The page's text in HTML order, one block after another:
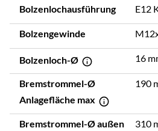
Bolzenlochausführung E12
Bolzengewinde
Bolzenloch-Ø 16
Bremstrommel-Ø
Anlagefläche max
190
Bremstrommel-Ø außen
310